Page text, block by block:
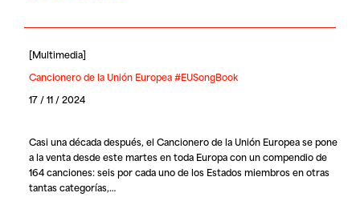
[Multimedia]
Cancionero de la Unión Europea #EUSongBook
17 / 11 / 2024
Casi una década después, el Cancionero de la Unión Europease pone
a la venta desde este martes en toda Europa con un compendio de
164 canciones: seis por cada uno de los Estados miembros en otras
tantas categorías,…